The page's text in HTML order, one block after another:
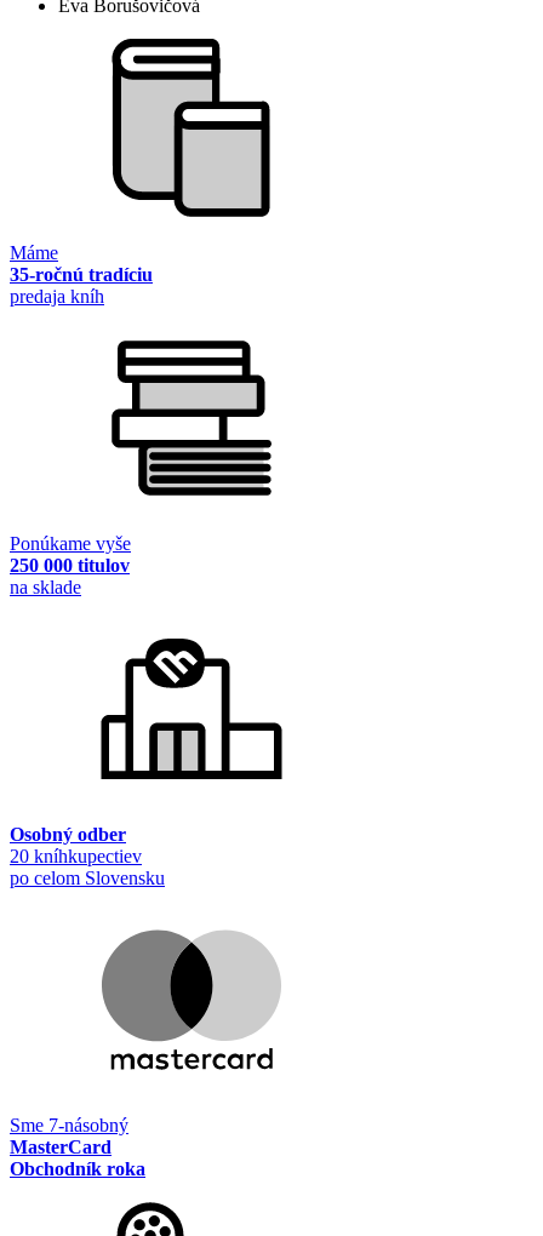
Eva Borušovičová
Máme
35-ročnú tradíciu
predaja kníh
Ponúkame vyše
250 000 titulov
na sklade
Osobný odber
20 kníhkupectiev
po celom Slovensku
Sme 7-násobný
MasterCard
Obchodník roka